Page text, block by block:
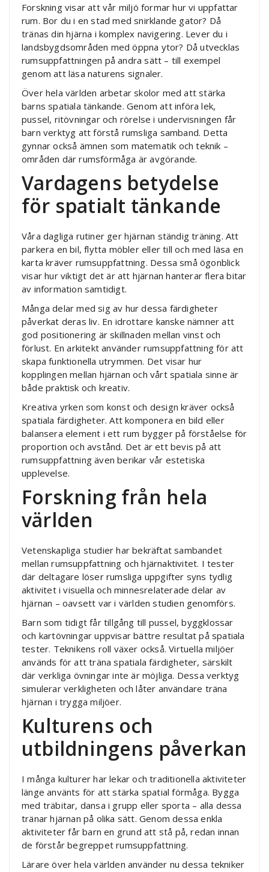
Forskning visar att vår miljö formar hur vi uppfattar
rum. Bor du i en stad med snirklande gator? Då
tränas din hjärna i komplex navigering. Lever du i
landsbygdsområden med öppna ytor? Då utvecklas
rumsuppfattningen på andra sätt – till exempel
genom att läsa naturens signaler.
Över hela världen arbetar skolor med att stärka
barns spatiala tänkande. Genom att införa lek,
pussel, ritövningar och rörelse i undervisningen får
barn verktyg att förstå rumsliga samband. Detta
gynnar också ämnen som matematik och teknik –
områden där rumsförmåga är avgörande.
Vardagens betydelse
för spatialt tänkande
Våra dagliga rutiner ger hjärnan ständig träning. Att
parkera en bil, flytta möbler eller till och med läsa en
karta kräver rumsuppfattning. Dessa små ögonblick
visar hur viktigt det är att hjärnan hanterar flera bitar
av information samtidigt.
Många delar med sig av hur dessa färdigheter
påverkat deras liv. En idrottare kanske nämner att
god positionering är skillnaden mellan vinst och
förlust. En arkitekt använder rumsuppfattning för att
skapa funktionella utrymmen. Det visar hur
kopplingen mellan hjärnan och vårt spatiala sinne är
både praktisk och kreativ.
Kreativa yrken som konst och design kräver också
spatiala färdigheter. Att komponera en bild eller
balansera element i ett rum bygger på förståelse för
proportion och avstånd. Det är ett bevis på att
rumsuppfattning även berikar vår estetiska
upplevelse.
Forskning från hela
världen
Vetenskapliga studier har bekräftat sambandet
mellan rumsuppfattning och hjärnaktivitet. I tester
där deltagare löser rumsliga uppgifter syns tydlig
aktivitet i visuella och minnesrelaterade delar av
hjärnan – oavsett var i världen studien genomförs.
Barn som tidigt får tillgång till pussel, byggklossar
och kartövningar uppvisar bättre resultat på spatiala
tester. Teknikens roll växer också. Virtuella miljöer
används för att träna spatiala färdigheter, särskilt
där verkliga övningar inte är möjliga. Dessa verktyg
simulerar verkligheten och låter användare träna
hjärnan i trygga miljöer.
Kulturens och
utbildningens påverkan
I många kulturer har lekar och traditionella aktiviteter
länge använts för att stärka spatial förmåga. Bygga
med träbitar, dansa i grupp eller sporta – alla dessa
tränar hjärnan på olika sätt. Genom dessa enkla
aktiviteter får barn en grund att stå på, redan innan
de förstår begreppet rumsuppfattning.
Lärare över hela världen använder nu dessa tekniker